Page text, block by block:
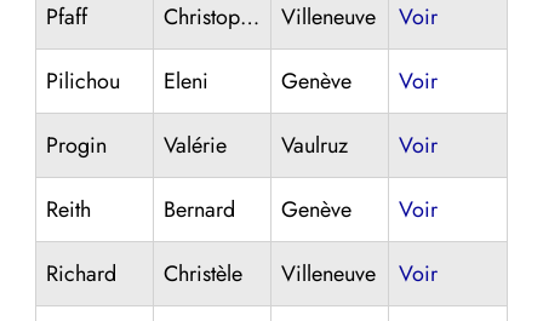
Pfaff Christopher Villeneuve Voir
Pilichou Eleni Genève Voir
Progin Valérie Vaulruz Voir
Reith Bernard Genève Voir
Richard Christèle Villeneuve Voir